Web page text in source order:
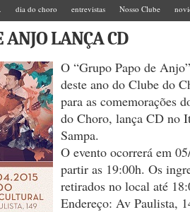
dia do choro entrevistas Nosso Clube
ANJO LANÇA CD
O “Grupo Papo de
deste ano do Clube do
para as comemorações
do Choro, lança CD no
Sampa.
O evento ocorrerá em
partir as 19:00h. Os
retirados no local até
Endereço: Av Paulista,